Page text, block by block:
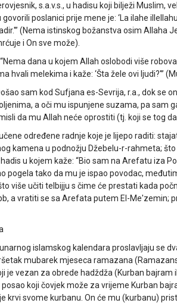
s.a.v.s., u hadisu koji bilježi Muslim,
poslanici prije mene je: ‘La ilahe
(Nema istinskog božanstva osim Allaha
i On sve može).
dana u kojem Allah oslobodi više
hvali melekima i kaže: ‘Šta žele ovi ljudi?'”
sam kod Sufjana es-Sevrija, r.a., dok se
a oči mu ispunjene suzama, pa sam
da mu Allah neće oprostiti (tj. koji se tog
određene radnje koje je lijepo raditi:
kamena u podnožju Džebelu-r-rahmeta;
u kojem kaže: “Bio sam na Arefatu iza
pogela tako da mu je ispao povodac,
više učiti telbijju s čime će prestati kada
a vratiti se sa Arefata putem El-Me'zemin;
islamskog kalendara proslavljaju se
mubarek mjeseca ramazana
je vezan za obrede hadždža (Kurban bajram
posao koji čovjek može za vrijeme Kurban
krvi svome kurbanu. On će mu (kurbanu)